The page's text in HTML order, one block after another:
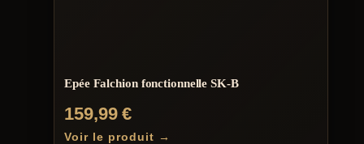
Epée Falchion fonctionnelle SK-B
159,99€
Voir le produit →